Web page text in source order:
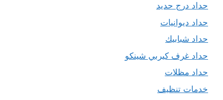
حداد درج حديد
حداد ديوانيات
حداد شبابيك
حداد غرف كيربي شينكو
حداد مظلات
خدمات تنظيف